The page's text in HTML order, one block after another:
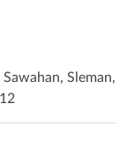
Sleman,